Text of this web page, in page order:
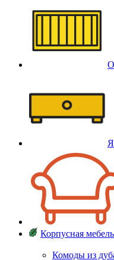
Корпусная
Комоды из